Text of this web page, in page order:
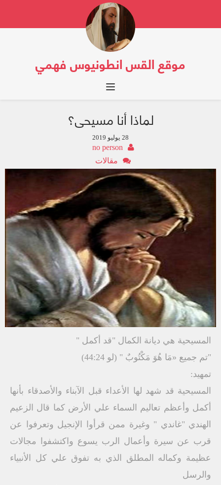
موقع القس انطونيوس فهمي
Toggle navigation
لماذا أنا مسيحى؟
28 يوليو 2019
no person
مقالات
المسيحية هي ديانة الكمال "قد أكمل "
"تم جميع «مَا هُوَ مَكْتُوبٌ " (لو 44:24)
تمهيد:
المسيحية قد شهد لها الأعداء قبل الآبناء والأصدقاء بأنها
أكمل وأعظم تعاليم السماء علي الأرض كما قال الزعيم
الهندي "غاندي " وغيرة ممن قرأوا الإنجيل وتعرفوا عن
قرب عن سيرة وأعمال الرب يسوع واكتشفوا مجالات
عظيمة وكماله المطلق الذي به تفوق علي كل الأنبياء
والرسل